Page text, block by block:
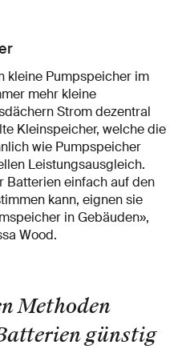
kleine Pumpspeicher im
mehr kleine
Strom dezentral
Kleinspeicher, welche die
wie Pumpspeicher
Leistungsausgleich.
Batterien einfach auf den
kann, eignen sie
in Gebäuden»,
Wood.
Methoden
günstig